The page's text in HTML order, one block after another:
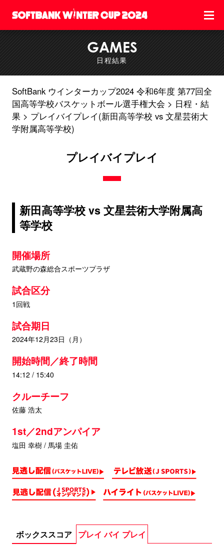
GAMES
日程結果
SoftBank ウインターカップ2024 令和6年度 第77回全
国高等学校バスケットボール選手権大会
日程・結
果
プレイバイプレイ(新田高等学校 vs 文星芸術大
学附属高等学校)
プレイバイプレイ
新田高等学校 vs 文星芸術大学附属高
等学校
開催場所
武蔵野の森総合スポーツプラザ
試合区分
1回戦
試合期日
2024年12月23日（月）
開始時間／終了時間
14:12 / 15:40
クルーチーフ
佐藤 浩太
1st／2ndアンパイア
塩田 幸樹 / 馬場 圭佑
ボックススコア プレイ バイ プレイ